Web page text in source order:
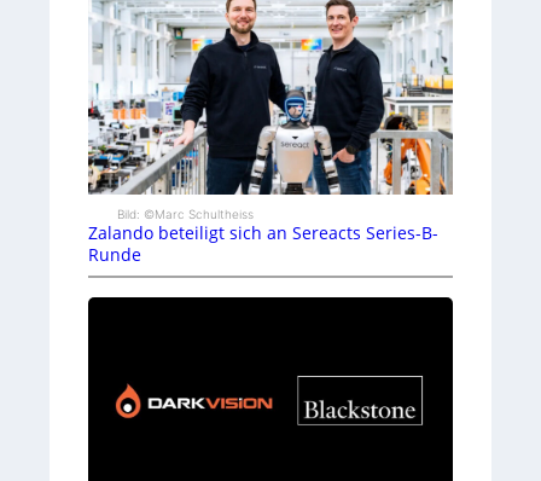
Bild: ©Marc Schultheiss
Zalando beteiligt sich an Sereacts Series-B-
Runde